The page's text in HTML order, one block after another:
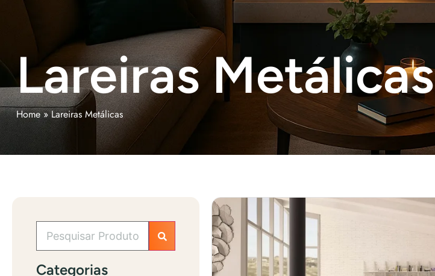
Lareiras Metálicas
Home»Lareiras Metálicas
Categorias